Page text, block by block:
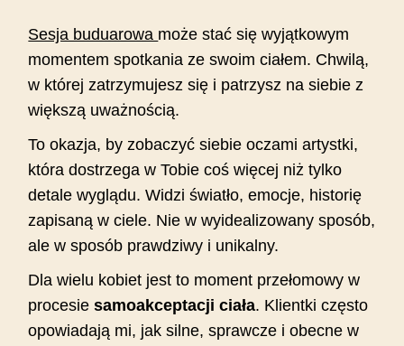
Sesja buduarowa może stać się wyjątkowym
momentem spotkania ze swoim ciałem. Chwilą,
w której zatrzymujesz się i patrzysz na siebie z
większą uważnością.
To okazja, by zobaczyć siebie oczami artystki,
która dostrzega w Tobie coś więcej niż tylko
detale wyglądu. Widzi światło, emocje, historię
zapisaną w ciele. Nie w wyidealizowany sposób,
ale w sposób prawdziwy i unikalny.
Dla wielu kobiet jest to moment przełomowy w
procesiesamoakceptacji ciała. Klientki często
opowiadają mi, jak silne, sprawcze i obecne w